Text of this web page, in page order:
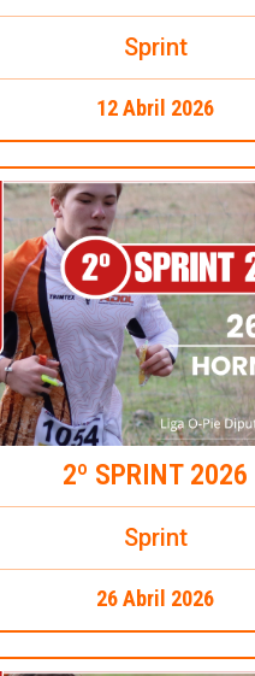
Sprint
12 Abril 2026
2º SPRINT 2026
Sprint
26 Abril 2026